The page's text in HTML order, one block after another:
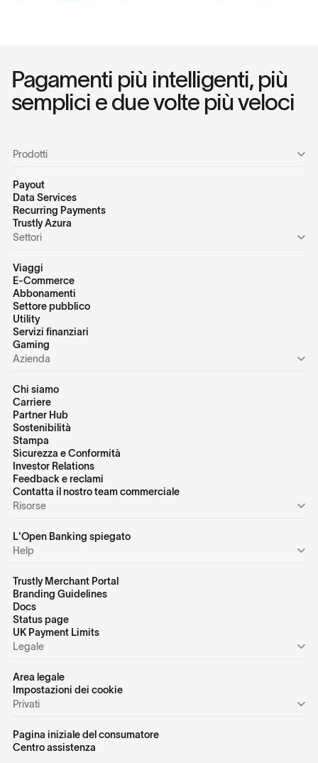
Pagamenti più intelligenti, più
semplici e due volte più veloci
Prodotti
Payout
Data Services
Recurring Payments
Trustly Azura
Settori
Viaggi
E-Commerce
Abbonamenti
Settore pubblico
Utility
Servizi finanziari
Gaming
Azienda
Chi siamo
Carriere
Partner Hub
Sostenibilità
Stampa
Sicurezza e Conformità
Investor Relations
Feedback e reclami
Contatta il nostro team commerciale
Risorse
L'Open Banking spiegato
Help
Trustly Merchant Portal
Branding Guidelines
Docs
Status page
UK Payment Limits
Legale
Area legale
Impostazioni dei cookie
Privati
Pagina iniziale del consumatore
Centro assistenza